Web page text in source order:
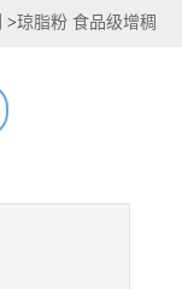
>琼脂粉 食品级增稠